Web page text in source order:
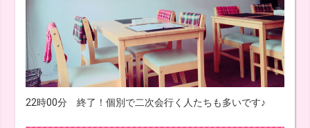
22時00分 終了！個別で二次会行く人たちも多いです♪